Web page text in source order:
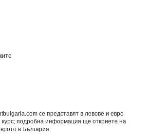
се представят в левове и евро
подробна информация ще откриете на
в България